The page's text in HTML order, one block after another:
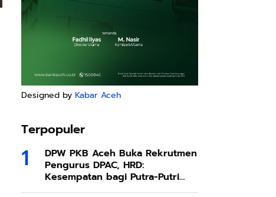
Designed by Kabar Aceh
Terpopuler
DPW PKB Aceh Buka Rekrutmen
Pengurus DPAC, HRD:
Kesempatan bagi Putra-Putri
Terbaik Aceh